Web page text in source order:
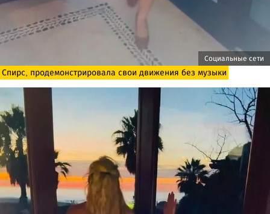
Социальные сети
Спирс, продемонстрировала свои движения без музыки